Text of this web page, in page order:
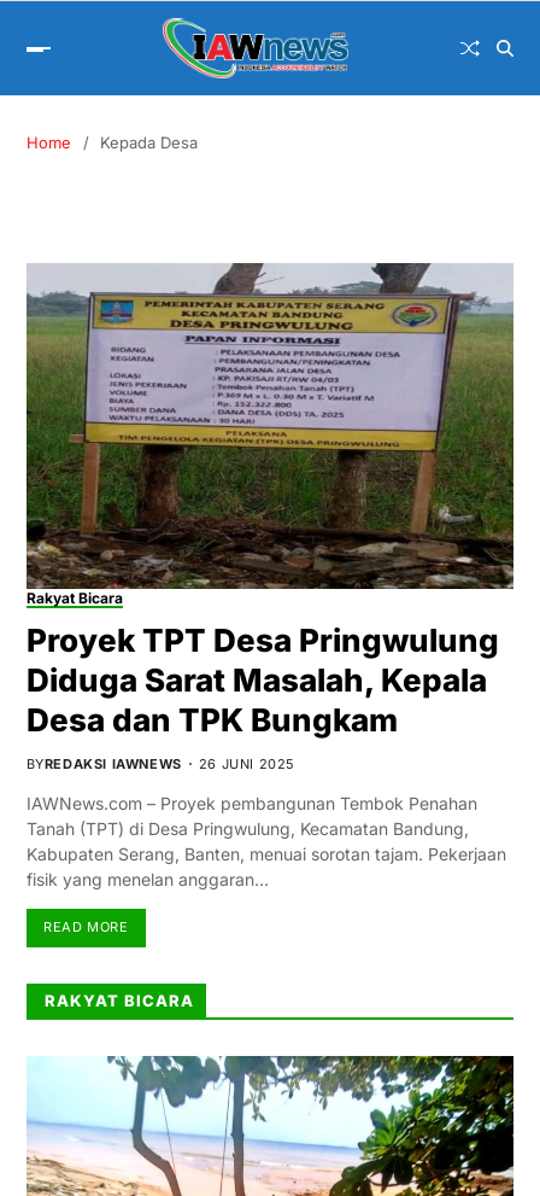
Home Kepada Desa
Rakyat Bicara
Proyek TPT Desa Pringwulung
Diduga Sarat Masalah, Kepala
Desa dan TPK Bungkam
BYREDAKSI IAWNEWS 26 JUNI 2025
IAWNews.com – Proyek pembangunan Tembok Penahan
Tanah (TPT) di Desa Pringwulung, Kecamatan Bandung,
Kabupaten Serang, Banten, menuai sorotan tajam. Pekerjaan
fisik yang menelan anggaran…
READ MORE
RAKYAT BICARA